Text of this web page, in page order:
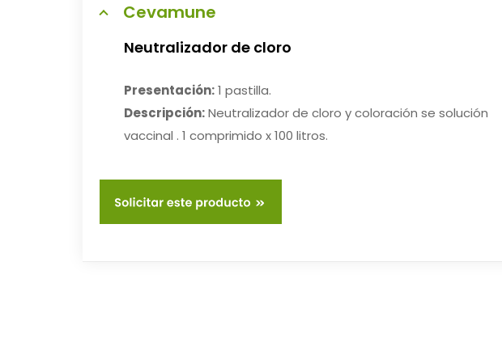
Cevamune
Neutralizador de cloro
Presentación:1 pastilla.
Descripción:Neutralizador de cloro y coloración se solución
vaccinal . 1 comprimido x 100 litros.